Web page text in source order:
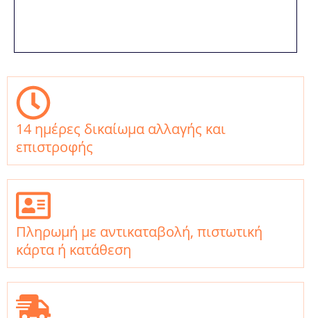
14 ημέρες δικαίωμα αλλαγής και
επιστροφής
Πληρωμή με αντικαταβολή, πιστωτική
κάρτα ή κατάθεση